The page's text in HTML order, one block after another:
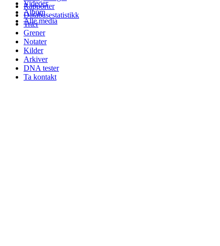
Videoer
Album
Alle media
Rapporter
Databasestatistikk
Trær
Grener
Notater
Kilder
Arkiver
DNA tester
Ta kontakt